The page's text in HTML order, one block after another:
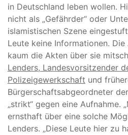
in Deutschland leben wollen.
nicht als „Gefährder“ oder
islamistischen Szene
Leute keine Informationen.
kaum die Akten über sie
Lenders, Landesvorsitzender
Polizeigewerkschaft und
Bürgerschaftsabgeordneter
„strikt“ gegen eine Aufnahme.
ernsthaft über eine solche
Lenders. „Diese Leute hier zu